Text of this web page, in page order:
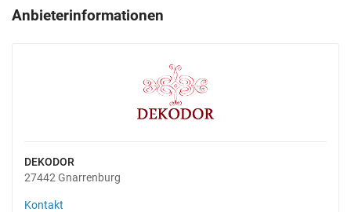
Anbieterinformationen
DEKODOR
27442 Gnarrenburg
Kontakt